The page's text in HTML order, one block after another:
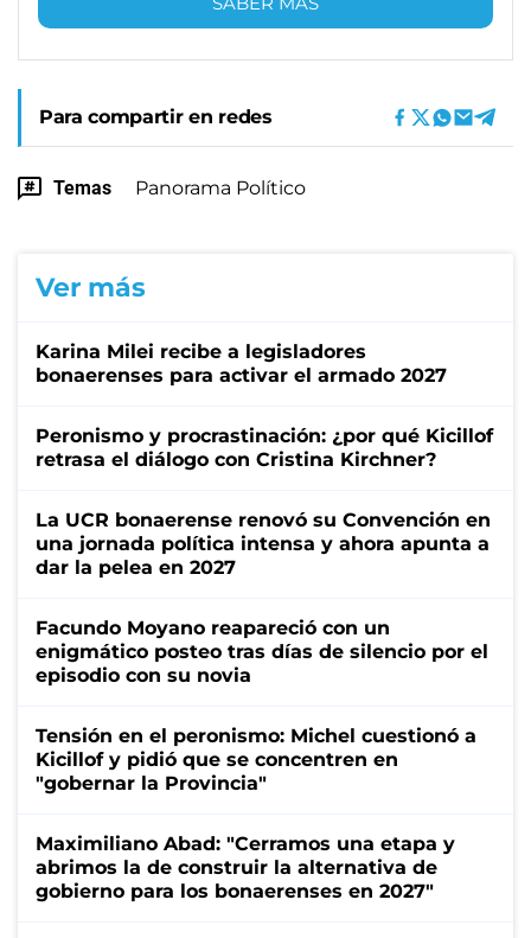
Para compartir en redes
Temas Panorama Político
Ver más
Karina Milei recibe a legisladores
bonaerenses para activar el armado 2027
Peronismo y procrastinación: ¿por qué Kicillof
retrasa el diálogo con Cristina Kirchner?
La UCR bonaerense renovó su Convención en
una jornada política intensa y ahora apunta a
dar la pelea en 2027
Facundo Moyano reapareció con un
enigmático posteo tras días de silencio por el
episodio con su novia
Tensión en el peronismo: Michel cuestionó a
Kicillof y pidió que se concentren en
"gobernar la Provincia"
Maximiliano Abad: "Cerramos una etapa y
abrimos la de construir la alternativa de
gobierno para los bonaerenses en 2027"